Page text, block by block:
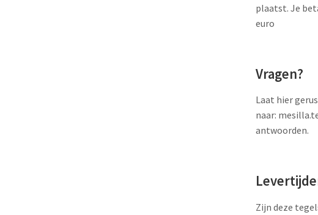
plaatst. Je
euro
Vragen?
Laat hier
naar:
antwoorden.
Zijn deze